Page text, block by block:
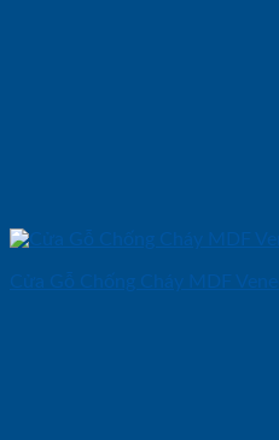
Cửa Gỗ Chống Cháy MDF